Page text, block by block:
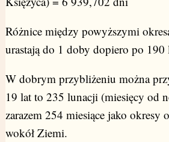
Różnice między powyższymi
urastają do 1 doby dopiero po 190
W dobrym przybliżeniu można
19 lat to 235 lunacji (miesięcy od
zarazem 254 miesiące jako okresy
wokół Ziemi.